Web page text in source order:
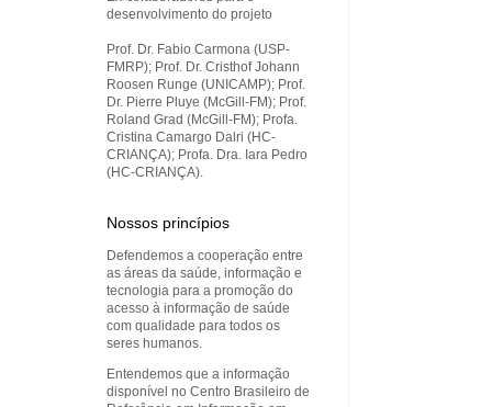
desenvolvimento do projeto
Prof. Dr. Fabio Carmona (USP-
FMRP); Prof. Dr. Cristhof Johann
Roosen Runge (UNICAMP); Prof.
Dr. Pierre Pluye (McGill-FM); Prof.
Roland Grad (McGill-FM); Profa.
Cristina Camargo Dalri (HC-
CRIANÇA); Profa. Dra. Iara Pedro
(HC-CRIANÇA).
Nossos princípios
Defendemos a cooperação entre
as áreas da saúde, informação e
tecnologia para a promoção do
acesso à informação de saúde
com qualidade para todos os
seres humanos.
Entendemos que a informação
disponível no Centro Brasileiro de